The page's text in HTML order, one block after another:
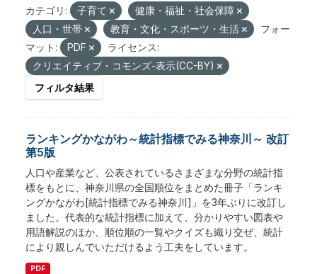
カテゴリ: 子育て
健康・福祉・社会保障
人口・世帯
教育・文化・スポーツ・生活
フォー
マット:
PDF
ライセンス:
クリエイティブ・コモンズ-表示(CC-BY)
フィルタ結果
ランキングかながわ～統計指標でみる神奈川～ 改訂
第5版
人口や産業など、公表されているさまざまな分野の統計指
標をもとに、神奈川県の全国順位をまとめた冊子「ランキ
ングかながわ[統計指標でみる神奈川]」を3年ぶりに改訂し
ました。代表的な統計指標に加えて、分かりやすい図表や
用語解説のほか、順位順の一覧やクイズも織り交ぜ、統計
により親しんでいただけるよう工夫をしています。
PDF